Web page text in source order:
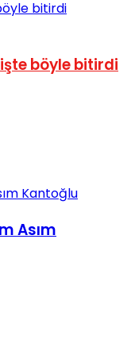
böyle bitirdi
Asım